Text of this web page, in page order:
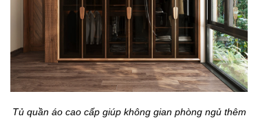
Tủ quần áo cao cấp giúp không gian phòng ngủ thêm